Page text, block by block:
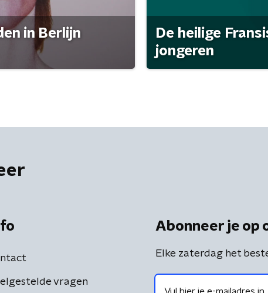
in Berlijn
De heilige
jongeren
vragen
Abonneer je op
Elke zaterdag het